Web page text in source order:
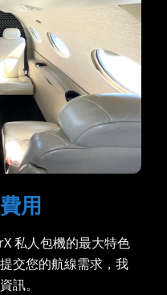
用
私人包機的最大特色
交您的航線需求，我
訊。